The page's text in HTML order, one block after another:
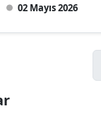
Mersin
02 Mayıs 2026